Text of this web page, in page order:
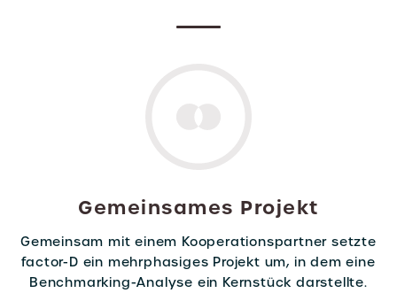
Gemeinsames Projekt
Gemeinsam mit einem Kooperationspartner setzte
factor-D ein mehrphasiges Projekt um, in dem eine
Benchmarking-Analyse ein Kernstück darstellte.